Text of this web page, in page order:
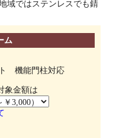
域ではステンレスでも錆
ム
機能門柱対応
象金額は